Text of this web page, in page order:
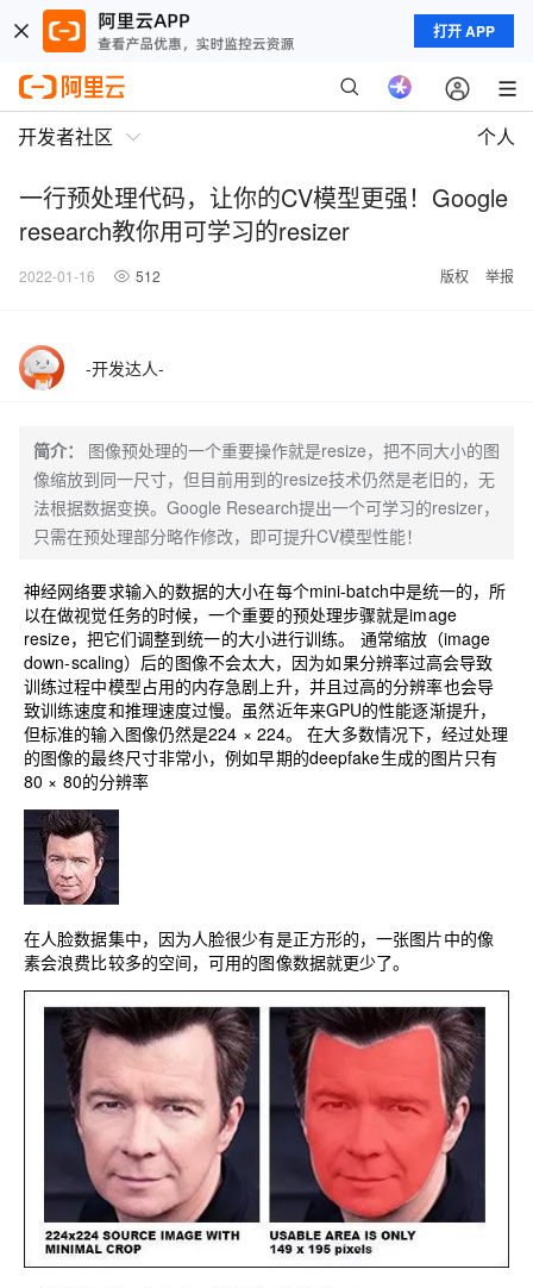
打开 APP
开发者社区 个人
一行预处理代码，让你的CV模型更强！Google
research教你用可学习的resizer
2022-01-16 512 版权 举报
-开发达人-
简介：
图像预处理的一个重要操作就是resize，把不同大小的图
像缩放到同一尺寸，但目前用到的resize技术仍然是老旧的，无
法根据数据变换。Google Research提出一个可学习的resizer，
只需在预处理部分略作修改，即可提升CV模型性能！
神经网络要求输入的数据的大小在每个mini-batch中是统一的，所
以在做视觉任务的时候，一个重要的预处理步骤就是image
resize，把它们调整到统一的大小进行训练。
通常缩放（image
down-scaling）后的图像不会太大，因为如果分辨率过高会导致
训练过程中模型占用的内存急剧上升，并且过高的分辨率也会导
致训练速度和推理速度过慢。虽然近年来GPU的性能逐渐提升，
但标准的输入图像仍然是224 × 224。
在大多数情况下，经过处理
的图像的最终尺寸非常小，例如早期的deepfake生成的图片只有
80 × 80的分辨率
在人脸数据集中，因为人脸很少有是正方形的，一张图片中的像
素会浪费比较多的空间，可用的图像数据就更少了。